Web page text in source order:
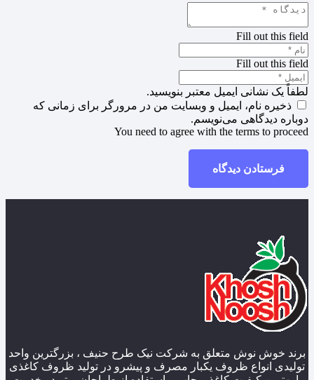
Fill out this field
Fill out this field
لطفاً یک نشانی ایمیل معتبر بنویسید.
ذخیره نام، ایمیل و وبسایت من در مرورگر برای زمانی که
دوباره دیدگاهی می‌نویسم.
You need to agree with the terms to proceed
فرستادن دیدگاه
برند خوش نوش متعلق به شرکت نیک طرح حنیف ، بزرگترین واحد
تولیدی انواع ظروف یکبار مصرف و پیشرو در تولید ظروف کاغذی